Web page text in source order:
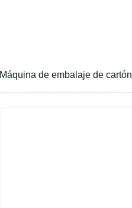
Máquina de embalaje de